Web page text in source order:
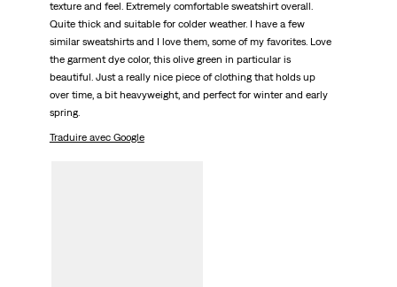
texture and feel. Extremely comfortable sweatshirt overall.
Quite thick and suitable for colder weather. I have a few
similar sweatshirts and I love them, some of my favorites. Love
the garment dye color, this olive green in particular is
beautiful. Just a really nice piece of clothing that holds up
over time, a bit heavyweight, and perfect for winter and early
spring.
Traduire avec Google